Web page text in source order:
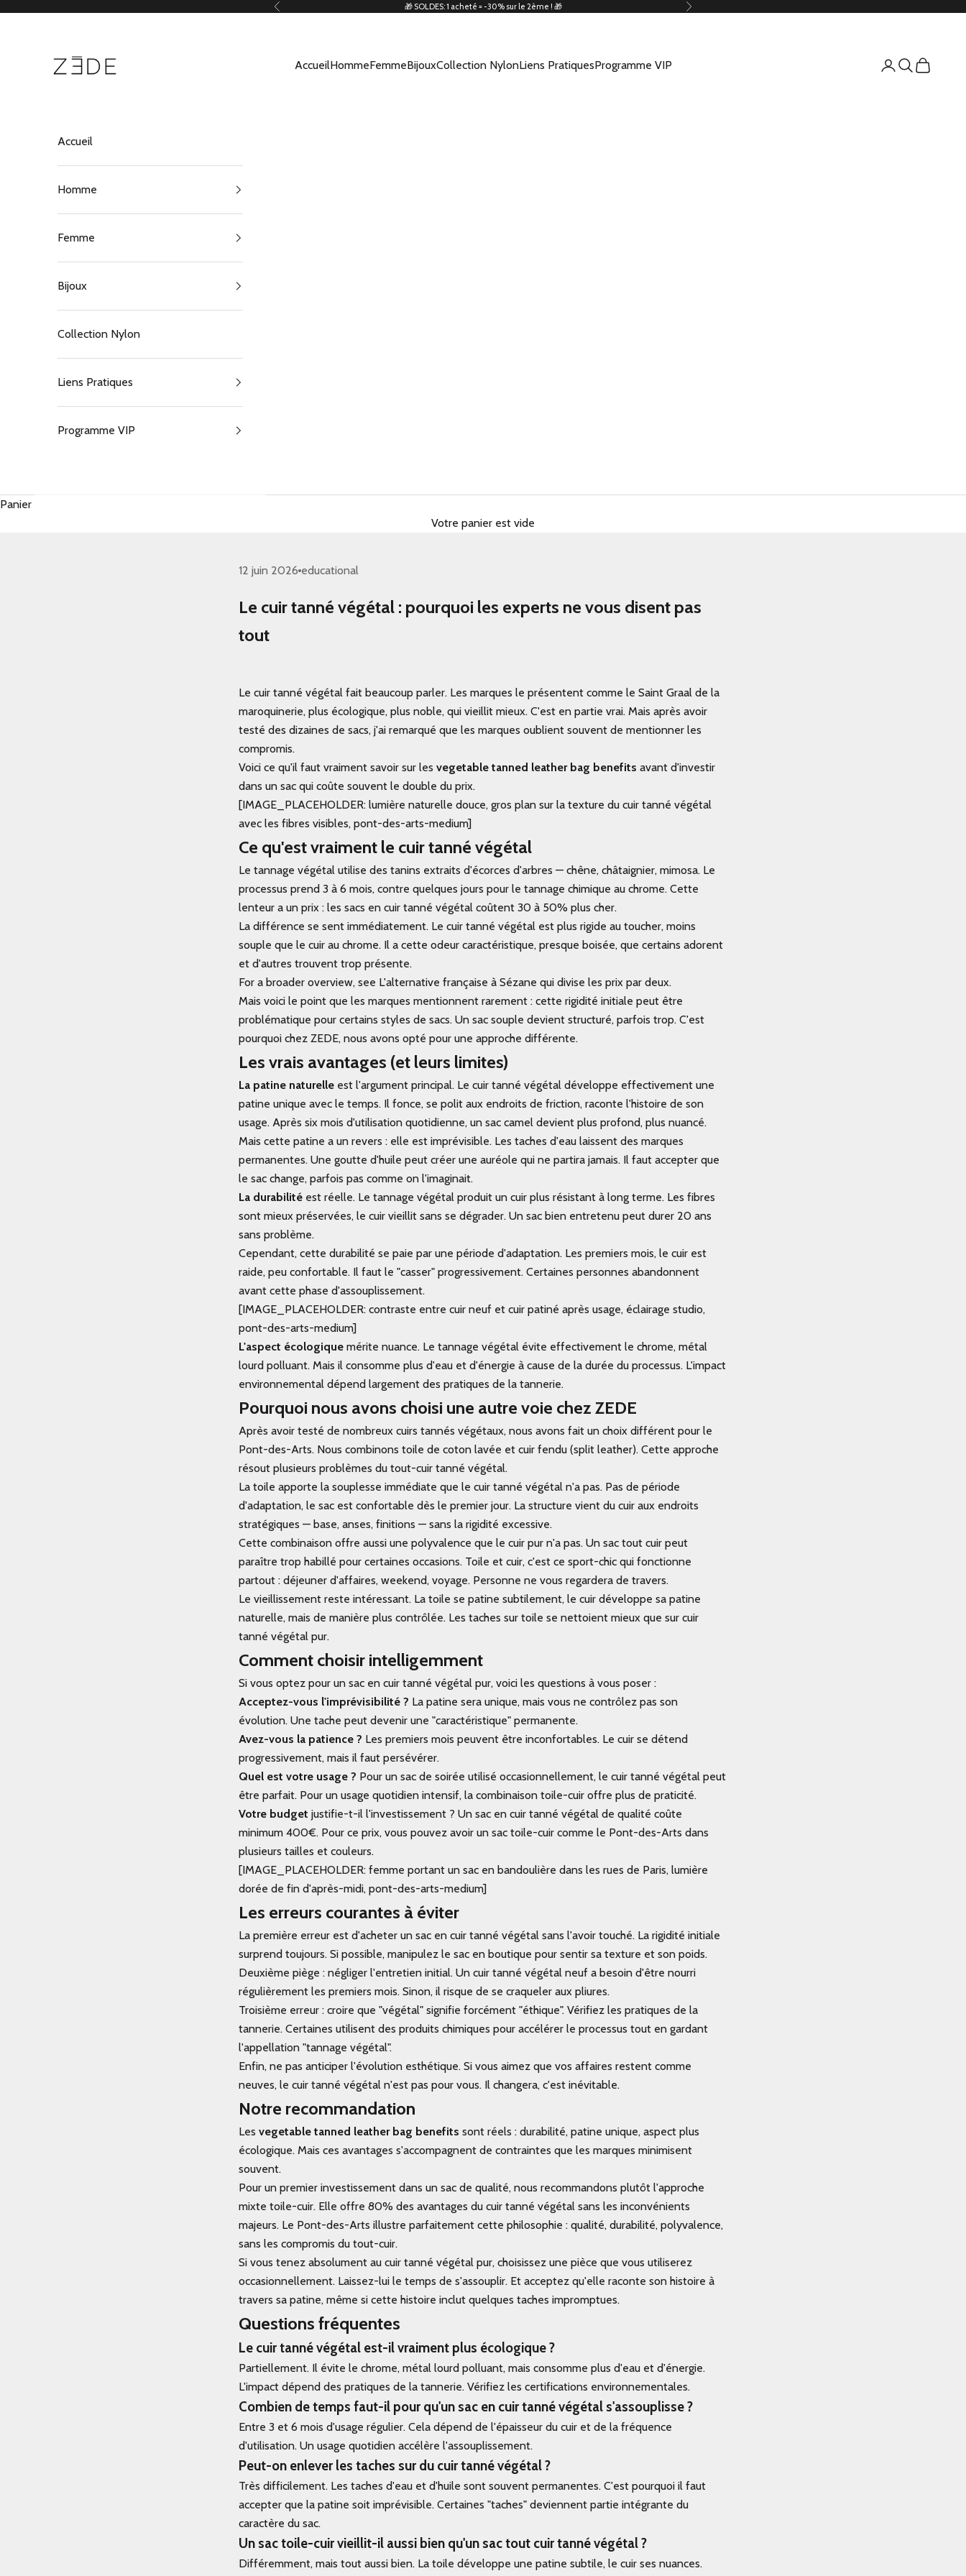
Précédent 🎁 SOLDES: 1 acheté = -30% sur le 2ème ! 🎁 Suivant
AccueilHommeFemmeBijouxCollection NylonLiens PratiquesProgramme VIP Connexion
Recherche
Panier
Accueil
Homme
Femme
Bijoux
Collection Nylon
Liens Pratiques
Programme VIP
Panier
Votre panier est vide
12 juin 2026 educational
Le cuir tanné végétal : pourquoi les experts ne vous disent pas
tout
Le cuir tanné végétal fait beaucoup parler. Les marques le présentent comme le Saint Graal de la
maroquinerie, plus écologique, plus noble, qui vieillit mieux. C'est en partie vrai. Mais après avoir
testé des dizaines de sacs, j'ai remarqué que les marques oublient souvent de mentionner les
compromis.
Voici ce qu'il faut vraiment savoir sur les vegetable tanned leather bag benefits avant d'investir
dans un sac qui coûte souvent le double du prix.
[IMAGE_PLACEHOLDER: lumière naturelle douce, gros plan sur la texture du cuir tanné végétal
avec les fibres visibles, pont-des-arts-medium]
Ce qu'est vraiment le cuir tanné végétal
Le tannage végétal utilise des tanins extraits d'écorces d'arbres — chêne, châtaignier, mimosa. Le
processus prend 3 à 6 mois, contre quelques jours pour le tannage chimique au chrome. Cette
lenteur a un prix : les sacs en cuir tanné végétal coûtent 30 à 50% plus cher.
La différence se sent immédiatement. Le cuir tanné végétal est plus rigide au toucher, moins
souple que le cuir au chrome. Il a cette odeur caractéristique, presque boisée, que certains adorent
et d'autres trouvent trop présente.
For a broader overview, see L'alternative française à Sézane qui divise les prix par deux.
Mais voici le point que les marques mentionnent rarement : cette rigidité initiale peut être
problématique pour certains styles de sacs. Un sac souple devient structuré, parfois trop. C'est
pourquoi chez ZEDE, nous avons opté pour une approche différente.
Les vrais avantages (et leurs limites)
La patine naturelle est l'argument principal. Le cuir tanné végétal développe effectivement une
patine unique avec le temps. Il fonce, se polit aux endroits de friction, raconte l'histoire de son
usage. Après six mois d'utilisation quotidienne, un sac camel devient plus profond, plus nuancé.
Mais cette patine a un revers : elle est imprévisible. Les taches d'eau laissent des marques
permanentes. Une goutte d'huile peut créer une auréole qui ne partira jamais. Il faut accepter que
le sac change, parfois pas comme on l'imaginait.
La durabilité est réelle. Le tannage végétal produit un cuir plus résistant à long terme. Les fibres
sont mieux préservées, le cuir vieillit sans se dégrader. Un sac bien entretenu peut durer 20 ans
sans problème.
Cependant, cette durabilité se paie par une période d'adaptation. Les premiers mois, le cuir est
raide, peu confortable. Il faut le "casser" progressivement. Certaines personnes abandonnent
avant cette phase d'assouplissement.
[IMAGE_PLACEHOLDER: contraste entre cuir neuf et cuir patiné après usage, éclairage studio,
pont-des-arts-medium]
L'aspect écologique mérite nuance. Le tannage végétal évite effectivement le chrome, métal
lourd polluant. Mais il consomme plus d'eau et d'énergie à cause de la durée du processus. L'impact
environnemental dépend largement des pratiques de la tannerie.
Pourquoi nous avons choisi une autre voie chez ZEDE
Après avoir testé de nombreux cuirs tannés végétaux, nous avons fait un choix différent pour le
Pont-des-Arts. Nous combinons toile de coton lavée et cuir fendu (split leather). Cette approche
résout plusieurs problèmes du tout-cuir tanné végétal.
La toile apporte la souplesse immédiate que le cuir tanné végétal n'a pas. Pas de période
d'adaptation, le sac est confortable dès le premier jour. La structure vient du cuir aux endroits
stratégiques — base, anses, finitions — sans la rigidité excessive.
Cette combinaison offre aussi une polyvalence que le cuir pur n'a pas. Un sac tout cuir peut
paraître trop habillé pour certaines occasions. Toile et cuir, c'est ce sport-chic qui fonctionne
partout : déjeuner d'affaires, weekend, voyage. Personne ne vous regardera de travers.
Le vieillissement reste intéressant. La toile se patine subtilement, le cuir développe sa patine
naturelle, mais de manière plus contrôlée. Les taches sur toile se nettoient mieux que sur cuir
tanné végétal pur.
Comment choisir intelligemment
Si vous optez pour un sac en cuir tanné végétal pur, voici les questions à vous poser :
Acceptez-vous l'imprévisibilité ? La patine sera unique, mais vous ne contrôlez pas son
évolution. Une tache peut devenir une "caractéristique" permanente.
Avez-vous la patience ? Les premiers mois peuvent être inconfortables. Le cuir se détend
progressivement, mais il faut persévérer.
Quel est votre usage ? Pour un sac de soirée utilisé occasionnellement, le cuir tanné végétal peut
être parfait. Pour un usage quotidien intensif, la combinaison toile-cuir offre plus de praticité.
Votre budget justifie-t-il l'investissement ? Un sac en cuir tanné végétal de qualité coûte
minimum 400€. Pour ce prix, vous pouvez avoir un sac toile-cuir comme le Pont-des-Arts dans
plusieurs tailles et couleurs.
[IMAGE_PLACEHOLDER: femme portant un sac en bandoulière dans les rues de Paris, lumière
dorée de fin d'après-midi, pont-des-arts-medium]
Les erreurs courantes à éviter
La première erreur est d'acheter un sac en cuir tanné végétal sans l'avoir touché. La rigidité initiale
surprend toujours. Si possible, manipulez le sac en boutique pour sentir sa texture et son poids.
Deuxième piège : négliger l'entretien initial. Un cuir tanné végétal neuf a besoin d'être nourri
régulièrement les premiers mois. Sinon, il risque de se craqueler aux pliures.
Troisième erreur : croire que "végétal" signifie forcément "éthique". Vérifiez les pratiques de la
tannerie. Certaines utilisent des produits chimiques pour accélérer le processus tout en gardant
l'appellation "tannage végétal".
Enfin, ne pas anticiper l'évolution esthétique. Si vous aimez que vos affaires restent comme
neuves, le cuir tanné végétal n'est pas pour vous. Il changera, c'est inévitable.
Notre recommandation
Les vegetable tanned leather bag benefits sont réels : durabilité, patine unique, aspect plus
écologique. Mais ces avantages s'accompagnent de contraintes que les marques minimisent
souvent.
Pour un premier investissement dans un sac de qualité, nous recommandons plutôt l'approche
mixte toile-cuir. Elle offre 80% des avantages du cuir tanné végétal sans les inconvénients
majeurs. Le Pont-des-Arts illustre parfaitement cette philosophie : qualité, durabilité, polyvalence,
sans les compromis du tout-cuir.
Si vous tenez absolument au cuir tanné végétal pur, choisissez une pièce que vous utiliserez
occasionnellement. Laissez-lui le temps de s'assouplir. Et acceptez qu'elle raconte son histoire à
travers sa patine, même si cette histoire inclut quelques taches impromptues.
Questions fréquentes
Le cuir tanné végétal est-il vraiment plus écologique ?
Partiellement. Il évite le chrome, métal lourd polluant, mais consomme plus d'eau et d'énergie.
L'impact dépend des pratiques de la tannerie. Vérifiez les certifications environnementales.
Combien de temps faut-il pour qu'un sac en cuir tanné végétal s'assouplisse ?
Entre 3 et 6 mois d'usage régulier. Cela dépend de l'épaisseur du cuir et de la fréquence
d'utilisation. Un usage quotidien accélère l'assouplissement.
Peut-on enlever les taches sur du cuir tanné végétal ?
Très difficilement. Les taches d'eau et d'huile sont souvent permanentes. C'est pourquoi il faut
accepter que la patine soit imprévisible. Certaines "taches" deviennent partie intégrante du
caractère du sac.
Un sac toile-cuir vieillit-il aussi bien qu'un sac tout cuir tanné végétal ?
Différemment, mais tout aussi bien. La toile développe une patine subtile, le cuir ses nuances.